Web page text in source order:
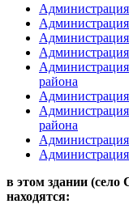
района
района
в этом здании (село
находятся: